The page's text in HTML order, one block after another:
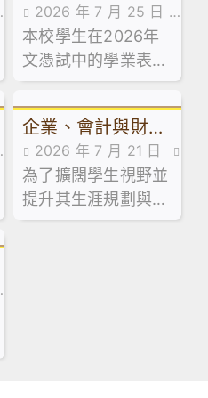
績：逆風飛翔，展
翅成長！
2026 年 7 月 25 日
最新消息
本校學生在2026年
文憑試中的學業表
現，承接近年持續上
揚的趨勢，保持良好
勢頭，繼續穩中求
進。
企業、會計與財務
概論科及基本商業
科活動：走進維園
市集創業
2026 年 7 月 21 日
活動花絮
為了擴闊學生視野並
提升其生涯規劃與創
業相關能力，本校企